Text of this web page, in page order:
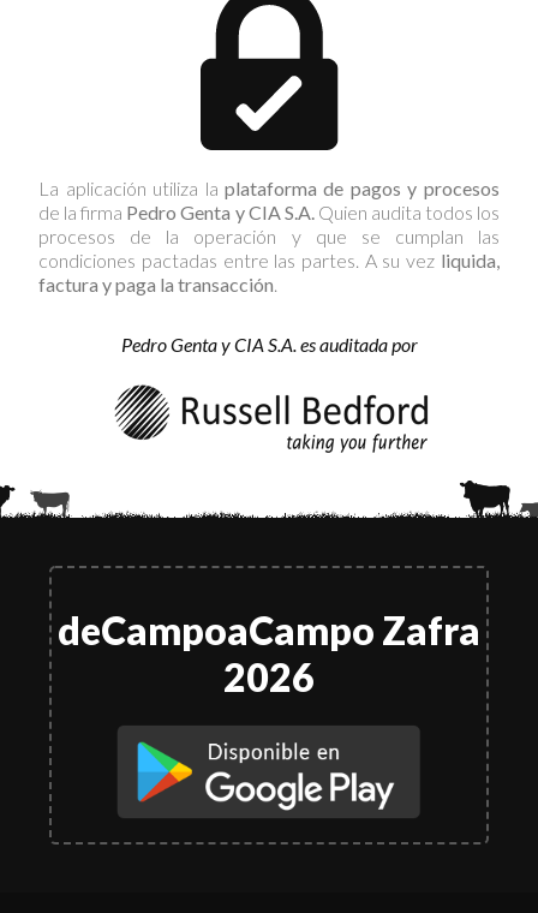
La aplicación utiliza la plataforma de pagos y procesos
de la firma Pedro Genta y CIA S.A. Quien audita todos los
procesos de la operación y que se cumplan las
condiciones pactadas entre las partes. A su vez liquida,
factura y paga la transacción
Pedro Genta y CIA S.A. es auditada por
deCampoaCampo Zafra
2026